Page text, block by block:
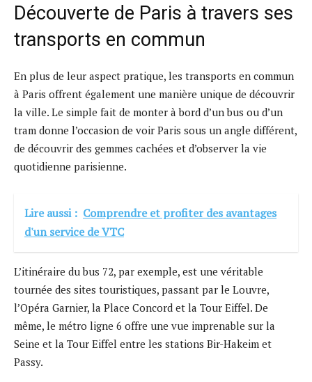
Découverte de Paris à travers ses
transports en commun
En plus de leur aspect pratique, les transports en commun
à Paris offrent également une manière unique de découvrir
la ville. Le simple fait de monter à bord d’un bus ou d’un
tram donne l’occasion de voir Paris sous un angle différent,
de découvrir des gemmes cachées et d’observer la vie
quotidienne parisienne.
Lire aussi : Comprendre et profiter des avantages
d'un service de VTC
L’itinéraire du bus 72, par exemple, est une véritable
tournée des sites touristiques, passant par le Louvre,
l’Opéra Garnier, la Place Concord et la Tour Eiffel. De
même, le métro ligne 6 offre une vue imprenable sur la
Seine et la Tour Eiffel entre les stations Bir-Hakeim et
Passy.